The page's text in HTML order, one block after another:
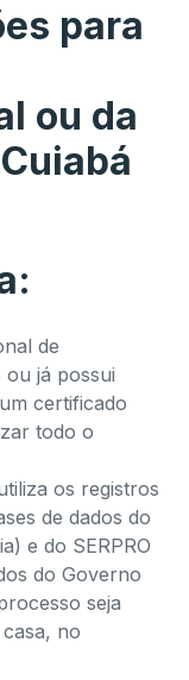
para
ou da
de
ou já possui
certificado
todo o
os registros
de dados do
e do SERPRO
do Governo
seja
no